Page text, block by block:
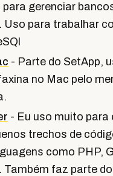
gerenciar
Uso para trabalhar
- Parte do SetApp,
no Mac pelo
- Eu uso muito para
trechos de
como PHP,
Também faz parte